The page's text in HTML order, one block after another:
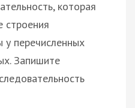
которая
строения
у перечисленных
Запишите